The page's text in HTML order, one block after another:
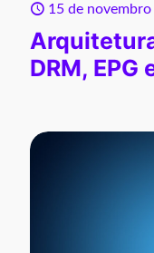
15 de
DRM,